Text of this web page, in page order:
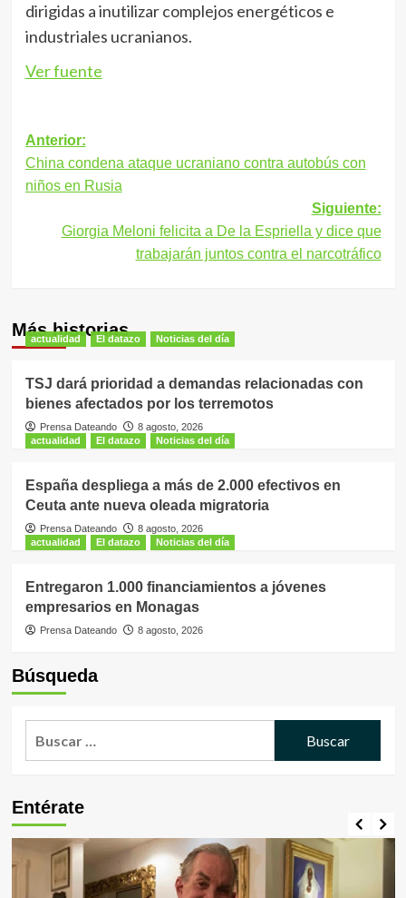
dirigidas a inutilizar complejos energéticos e
industriales ucranianos.
Ver fuente
Navegación
de
entradas
Anterior:
China condena ataque ucraniano contra autobús con
niños en Rusia
Siguiente:
Giorgia Meloni felicita a De la Espriella y dice que
trabajarán juntos contra el narcotráfico
Más historias
actualidad El datazo Noticias del día
TSJ dará prioridad a demandas relacionadas con
bienes afectados por los terremotos
Prensa Dateando
8 agosto, 2026
actualidad
El datazo Noticias del día
España despliega a más de 2.000 efectivos en
Ceuta ante nueva oleada migratoria
Prensa Dateando
8 agosto, 2026
actualidad
El datazo Noticias del día
Entregaron 1.000 financiamientos a jóvenes
empresarios en Monagas
Prensa Dateando 8 agosto, 2026
Búsqueda
Entérate